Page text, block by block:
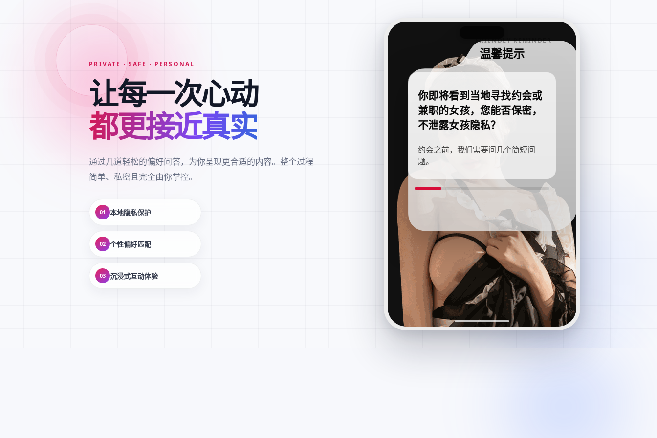
PRIVATE · SAFE · PERSONAL
让每一次心动
都更接近真实
通过几道轻松的偏好问答，为你呈现更合适的内容。整个过程
简单、私密且完全由你掌控。
01 本地隐私保护
02 个性偏好匹配
03 沉浸式互动体验
FRIENDLY REMINDER
温馨提示
你即将看到当地寻找约会或
兼职的女孩，您能否保密，
不泄露女孩隐私？
约会之前，我们需要问几个简短问
题。